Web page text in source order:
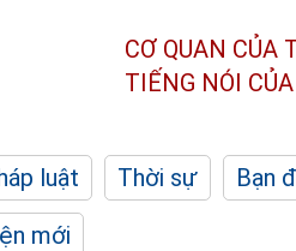
CƠ QUAN CỦA
TIẾNG NÓI
luật Thời sự Bạn
mới